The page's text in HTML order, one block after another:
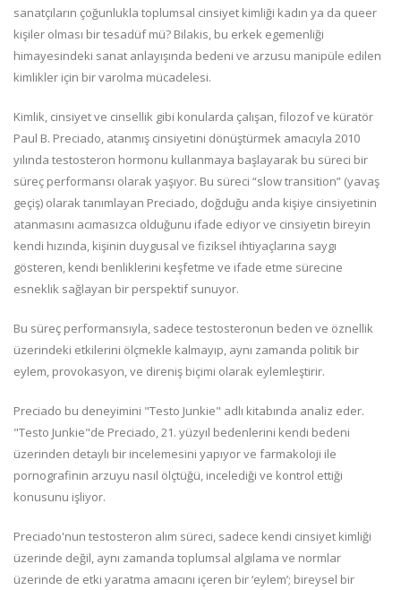
sanatçıların çoğunlukla toplumsal cinsiyet kimliği kadın ya da queer
kişiler olması bir tesadüf mü? Bilakis, bu erkek egemenliği
himayesindeki sanat anlayışında bedeni ve arzusu manipüle edilen
kimlikler için bir varolma mücadelesi.
Kimlik, cinsiyet ve cinsellik gibi konularda çalışan, filozof ve küratör
Paul B. Preciado, atanmış cinsiyetini dönüştürmek amacıyla 2010
yılında testosteron hormonu kullanmaya başlayarak bu süreci bir
süreç performansı olarak yaşıyor. Bu süreci “slow transition” (yavaş
geçiş) olarak tanımlayan Preciado, doğduğu anda kişiye cinsiyetinin
atanmasını acımasızca olduğunu ifade ediyor ve cinsiyetin bireyin
kendi hızında, kişinin duygusal ve fiziksel ihtiyaçlarına saygı
gösteren, kendi benliklerini keşfetme ve ifade etme sürecine
esneklik sağlayan bir perspektif sunuyor.
Bu süreç performansıyla, sadece testosteronun beden ve öznellik
üzerindeki etkilerini ölçmekle kalmayıp, aynı zamanda politik bir
eylem, provokasyon, ve direniş biçimi olarak eylemleştirir.
Preciado bu deneyimini "Testo Junkie" adlı kitabında analiz eder.
"Testo Junkie"de Preciado, 21. yüzyıl bedenlerini kendi bedeni
üzerinden detaylı bir incelemesini yapıyor ve farmakoloji ile
pornografinin arzuyu nasıl ölçtüğü, incelediği ve kontrol ettiği
konusunu işliyor.
Preciado'nun testosteron alım süreci, sadece kendi cinsiyet kimliği
üzerinde değil, aynı zamanda toplumsal algılama ve normlar
üzerinde de etki yaratma amacını içeren bir ‘eylem’; bireysel bir